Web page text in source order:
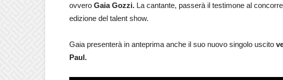
ovvero Gaia Gozzi. La cantante, passerà il testimone al
edizione del talent show.
Gaia presenterà in anteprima anche il suo nuovo singolo uscito
Paul.